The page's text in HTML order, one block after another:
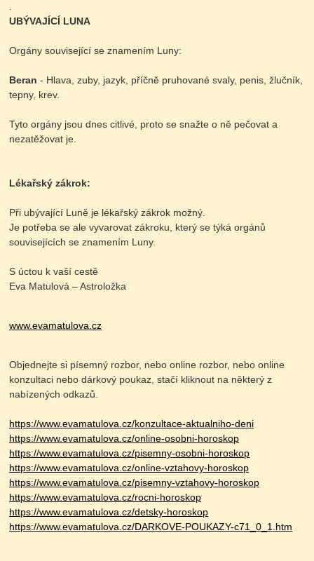
.
UBÝVAJÍCÍ LUNA
Orgány související se znamením Luny:
Beran - Hlava, zuby, jazyk, příčně pruhované svaly, penis, žlučník,
tepny, krev.
Tyto orgány jsou dnes citlivé, proto se snažte o ně pečovat a
nezatěžovat je.
Lékařský zákrok:
Při ubývající Luně je lékařský zákrok možný.
Je potřeba se ale vyvarovat zákroku, který se týká orgánů
souvisejících se znamením Luny.
S úctou k vaší cestě
Eva Matulová – Astroložka
www.evamatulova.cz
Objednejte si písemný rozbor, nebo online rozbor, nebo online
konzultaci nebo dárkový poukaz, stačí kliknout na některý z
nabízených odkazů.
https://www.evamatulova.cz/konzultace-aktualniho-deni
https://www.evamatulova.cz/online-osobni-horoskop
https://www.evamatulova.cz/pisemny-osobni-horoskop
https://www.evamatulova.cz/online-vztahovy-horoskop
https://www.evamatulova.cz/pisemny-vztahovy-horoskop
https://www.evamatulova.cz/rocni-horoskop
https://www.evamatulova.cz/detsky-horoskop
https://www.evamatulova.cz/DARKOVE-POUKAZY-c71_0_1.htm